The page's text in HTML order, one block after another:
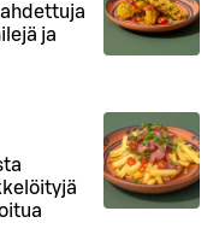
ja